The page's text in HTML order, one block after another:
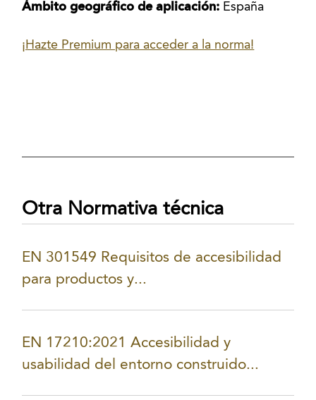
Ámbito geográfico de aplicación: España
¡Hazte Premium para acceder a la norma!
Otra Normativa técnica
EN 301549 Requisitos de accesibilidad
para productos y...
EN 17210:2021 Accesibilidad y
usabilidad del entorno construido...